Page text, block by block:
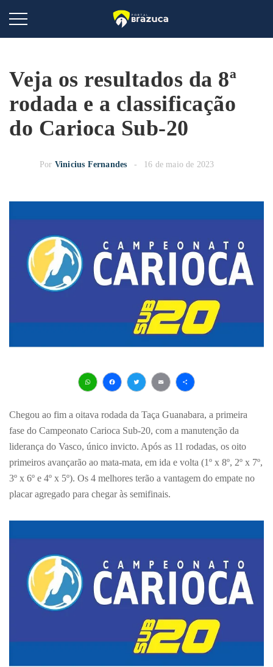
Veja os resultados da 8ª
rodada e a classificação
do Carioca Sub-20
Por Vinicius Fernandes 16 de maio de 2023
Chegou ao fim a oitava rodada da Taça Guanabara, a primeira
fase do Campeonato Carioca Sub-20, com a manutenção da
liderança do Vasco, único invicto. Após as 11 rodadas, os oito
primeiros avançarão ao mata-mata, em ida e volta (1º x 8º, 2º x 7º,
3º x 6º e 4º x 5º). Os 4 melhores terão a vantagem do empate no
placar agregado para chegar às semifinais.